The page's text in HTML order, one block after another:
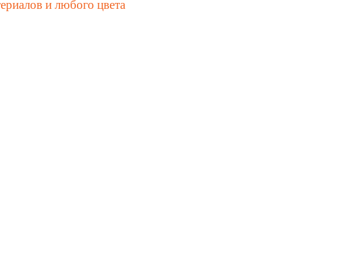
и любого цвета